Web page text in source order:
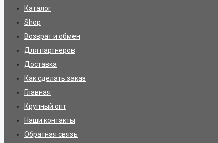
Каталог
Shop
Возврат и обмен
Для партнеров
Доставка
Как сделать заказ
Главная
Крупный опт
Наши контакты
Обратная связь